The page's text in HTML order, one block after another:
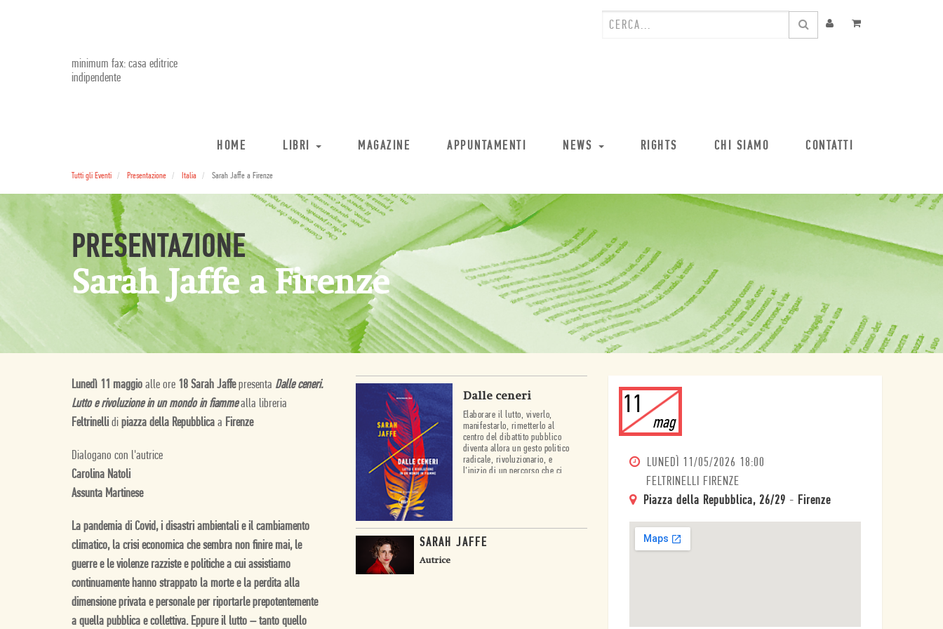
minimum fax: casa editrice
indipendente
HOME LIBRI MAGAZINE APPUNTAMENTI NEWS RIGHTS CHI SIAMO CONTATTI
Tutti gli Eventi Presentazione Italia Sarah Jaffe a Firenze
PRESENTAZIONE
Sarah Jaffe a Firenze
Lunedì 11 maggio alle ore 18 Sarah Jaffepresenta Dalle ceneri.
Lutto e rivoluzione in un mondo in fiammealla libreria
Feltrinelli di piazza della Repubblica a Firenze
Dialogano con l'autrice
Carolina Natoli
Assunta Martinese
La pandemia di Covid, i disastri ambientali e il cambiamento
climatico, la crisi economica che sembra non finire mai, le
guerre e le violenze razziste e politiche a cui assistiamo
continuamente hanno strappato la morte e la perdita alla
dimensione privata e personale per riportarle prepotentemente
a quella pubblica e collettiva. Eppure il lutto – tanto quello
Dalle ceneri
Elaborare il lutto, viverlo,
manifestarlo, rimetterlo al
centro del dibattito pubblico
diventa allora un gesto politico
radicale, rivoluzionario, e
l’inizio di un percorso che ci
SARAH JAFFE
Autrice
11
mag
LUNEDÌ 11/05/2026 18:00
FELTRINELLI FIRENZE
Piazza della Repubblica, 26/29 - Firenze